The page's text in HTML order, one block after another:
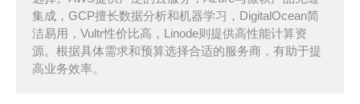
集成，GCP擅长数据分析和机器学习，DigitalOcean简
洁易用，Vultr性价比高，Linode则提供高性能计算资
源。根据具体需求和预算选择合适的服务商，有助于提
高业务效率。